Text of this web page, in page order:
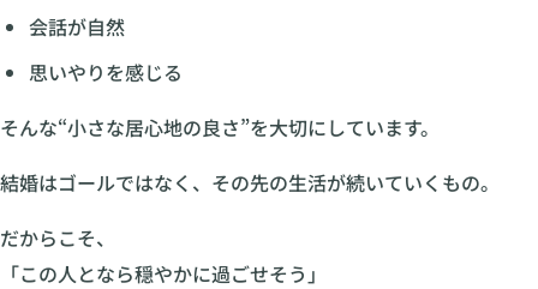
会話が自然
思いやりを感じる
そんな“小さな居心地の良さ”を大切にしています。
結婚はゴールではなく、その先の生活が続いていくもの。
だからこそ、
「この人となら穏やかに過ごせそう」